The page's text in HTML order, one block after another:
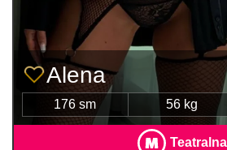
Alena
176 sm 56 kg
Teatralna